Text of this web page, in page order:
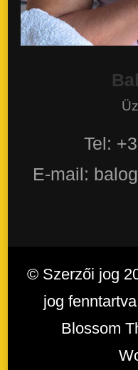
Tel:
E-mail:
© Szerzői jog
jog
Blossom